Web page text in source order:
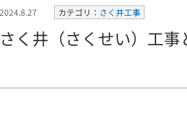
2024.8.27 カテゴリ： さく井工事
さく井（さくせい）工事